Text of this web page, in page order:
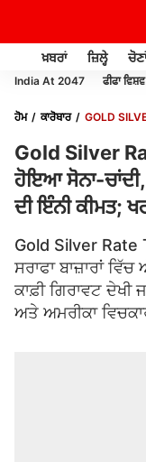
ਖ਼ਬਰਾਂ ਜ਼ਿਲ੍ਹੇ ਚੋਣਾਂ
India At 2047 ਫੀਫਾ
ਹੋਮ ਕਾਰੋਬਾਰ
GOLD
Gold Silver
ਹੋਇਆ ਸੋਨਾ-ਚਾਂਦੀ,
ਦੀ ਇੰਨੀ ਕੀਮਤ;
Gold Silver
ਸਰਾਫਾ ਬਾਜ਼ਾਰਾਂ
ਕਾਫ਼ੀ ਗਿਰਾਵਟ
ਅਤੇ ਅਮਰੀਕਾ